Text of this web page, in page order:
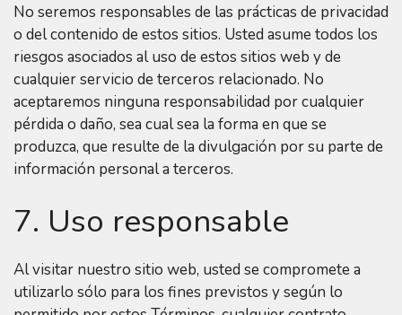
No seremos responsables de las prácticas de privacidad
o del contenido de estos sitios. Usted asume todos los
riesgos asociados al uso de estos sitios web y de
cualquier servicio de terceros relacionado. No
aceptaremos ninguna responsabilidad por cualquier
pérdida o daño, sea cual sea la forma en que se
produzca, que resulte de la divulgación por su parte de
información personal a terceros.
7. Uso responsable
Al visitar nuestro sitio web, usted se compromete a
utilizarlo sólo para los fines previstos y según lo